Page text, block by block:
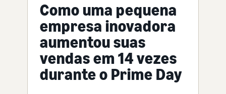
Como uma pequena
empresa inovadora
aumentou suas
vendas em 14 vezes
durante o Prime Day